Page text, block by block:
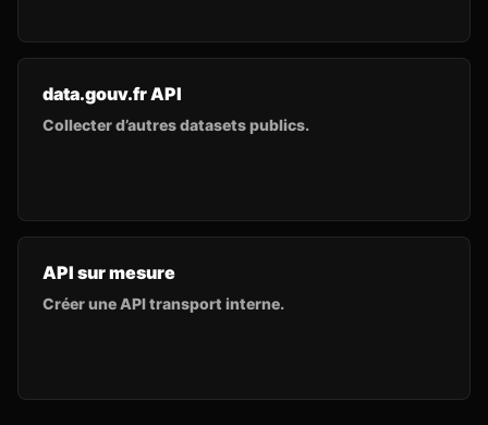
data.gouv.fr API
Collecter d’autres datasets publics.
API sur mesure
Créer une API transport interne.